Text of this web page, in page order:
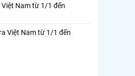
Nam từ 1/1 đến
Việt Nam từ 1/1 đến